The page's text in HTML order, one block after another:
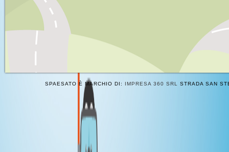
SPAESATO È MARCHIO DI: IMPRESA 360 SRL STRADA SAN